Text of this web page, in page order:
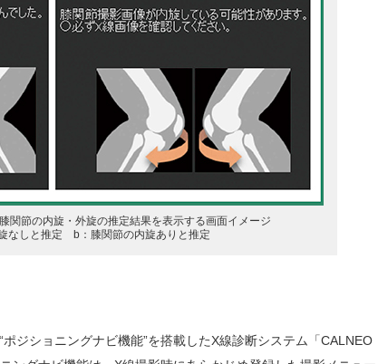
節の内旋・外旋の推定結果を表示する画面イメージ
なしと推定 b：膝関節の内旋ありと推定
ジショニングナビ機能”を搭載したX線診断システム「CALNEO